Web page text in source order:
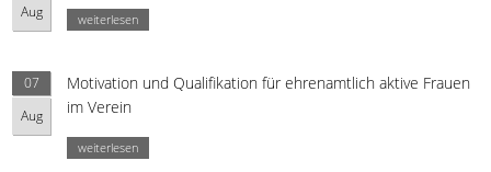
Aug
weiterlesen
07
Aug
Motivation und Qualifikation für ehrenamtlich aktive Frauen
im Verein
weiterlesen